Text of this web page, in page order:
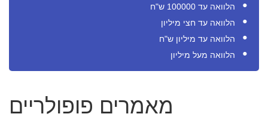
הלוואה עד 100000 ש"ח
הלוואה עד חצי מיליון
הלוואה עד מיליון ש"ח
הלוואה מעל מיליון
מאמרים פופולריים